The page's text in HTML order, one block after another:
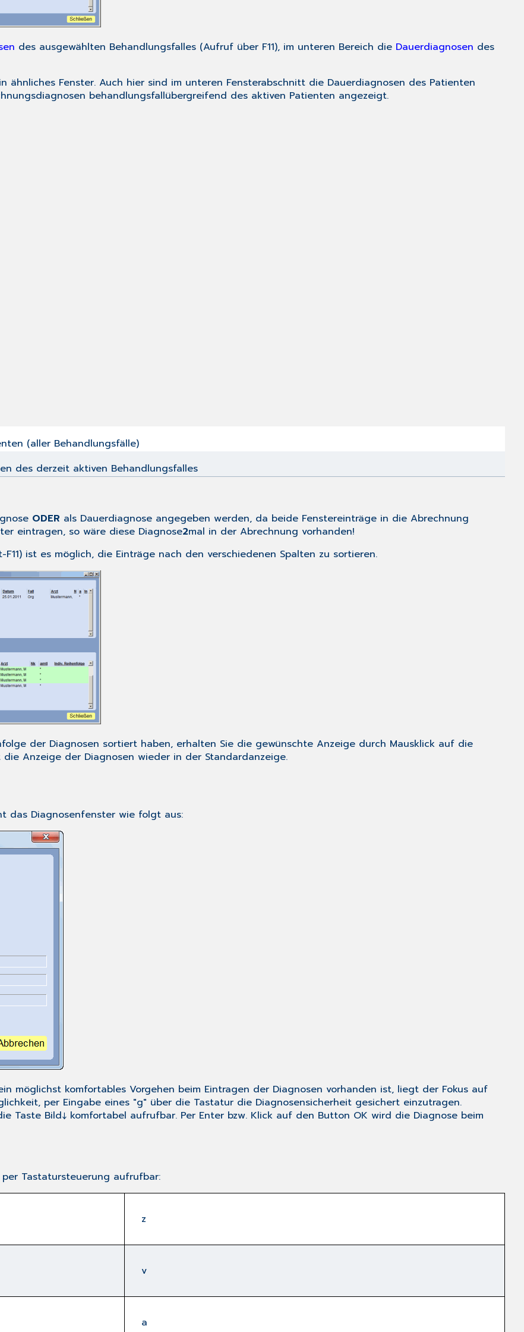
des ausgewählten Behandlungsfalles (Aufruf über F11), im unteren Bereich die Dauerdiagnosen des
ähnliches Fenster. Auch hier sind im unteren Fensterabschnitt die Dauerdiagnosen des Patienten
behandlungsfallübergreifend des aktiven Patienten angezeigt.
(aller Behandlungsfälle)
des derzeit aktiven Behandlungsfalles
ODER als Dauerdiagnose angegeben werden, da beide Fenstereinträge in die Abrechnung
eintragen, so wäre diese Diagnose2mal in der Abrechnung vorhanden!
F11) ist es möglich, die Einträge nach den verschiedenen Spalten zu sortieren.
der Diagnosen sortiert haben, erhalten Sie die gewünschte Anzeige durch Mausklick auf die
Anzeige der Diagnosen wieder in der Standardanzeige.
das Diagnosenfenster wie folgt aus:
möglichst komfortables Vorgehen beim Eintragen der Diagnosen vorhanden ist, liegt der Fokus auf
per Eingabe eines "g" über die Tastatur die Diagnosensicherheit gesichert einzutragen.
Taste Bild↓ komfortabel aufrufbar. Per Enter bzw. Klick auf den Button OK wird die Diagnose beim
Tastatursteuerung aufrufbar:
z
v
a